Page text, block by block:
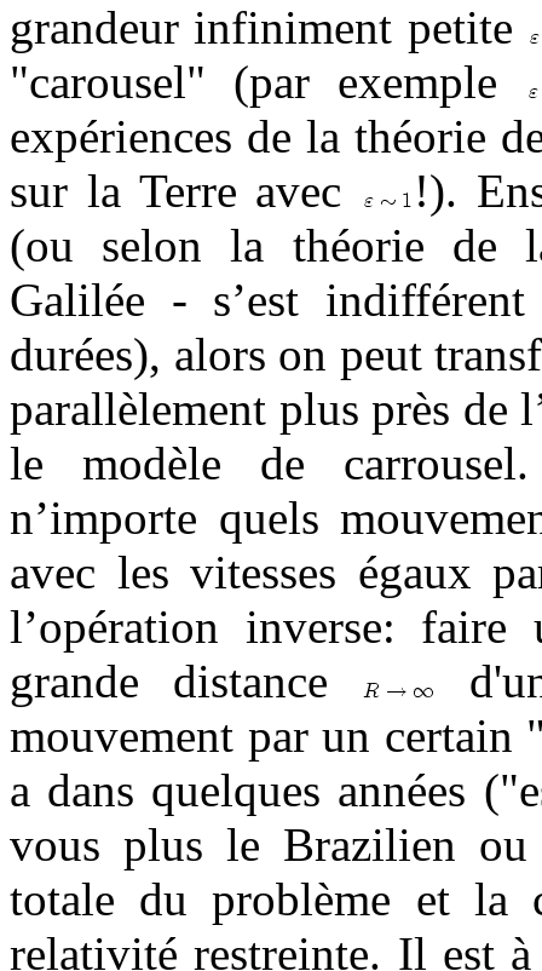
grandeur infiniment petite
"carousel" (par exemple
expériences de la théorie
sur la Terre avec
!).
(ou selon la théorie de
Galilée - s’est
durées), alors on peut
parallèlement plus près de
le modèle de
n’importe quels
avec les vitesses égaux
l’opération inverse: faire
grande distance
mouvement par un certain
a dans quelques années
vous plus le Brazilien ou
totale du problème et la
relativité restreinte. Il est